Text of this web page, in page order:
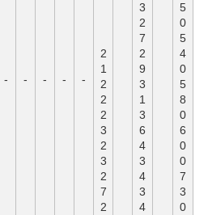
2
1
2
2
2
3
2
3
2
7
2
3
2
7
2
9
3
1
3
6
4
3
4
3
4
5
0
5
4
0
5
8
0
6
0
0
7
3
0
- - - - -